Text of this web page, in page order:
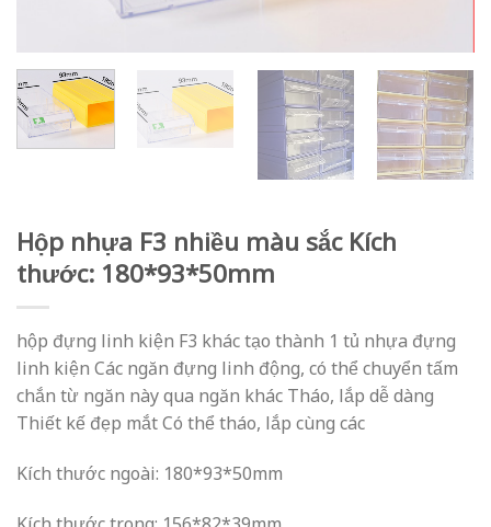
Hộp nhựa F3 nhiều màu sắc Kích
thước: 180*93*50mm
hộp đựng linh kiện F3 khác tạo thành 1 tủ nhựa đựng
linh kiện Các ngăn đựng linh động, có thể chuyển tấm
chắn từ ngăn này qua ngăn khác Tháo, lắp dễ dàng
Thiết kế đẹp mắt Có thể tháo, lắp cùng các
Kích thước ngoài: 180*93*50mm